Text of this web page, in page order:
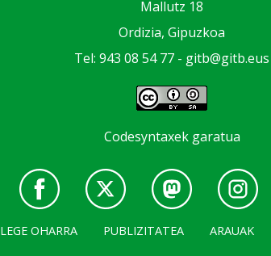
Mallutz 18
Ordizia, Gipuzkoa
Tel: 943 08 54 77 - gitb@gitb.eus
Codesyntaxek garatua
LEGE OHARRA PUBLIZITATEA ARAUAK